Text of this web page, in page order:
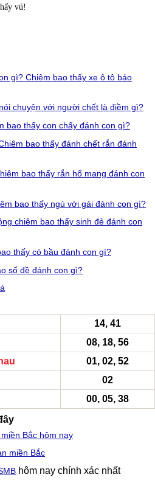
vú!
gì? Chiêm bao thấy xe ô tô báo
chuyện với người chết là điềm gì?
bao thấy con chấy đánh con gì?
bao thấy đánh chết rắn đánh
bao thấy rắn hổ mang đánh con
bao thấy ngủ với gái đánh con gì?
chiêm bao thấy sinh đẻ đánh con
thấy có bầu đánh con gì?
số đề đánh con gì?
14, 41
08, 18, 56
01, 02, 52
02
00, 05, 38
Bắc hôm nay
miền Bắc
hôm nay chính xác nhất